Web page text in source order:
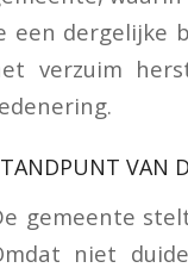
een dergelijke
verzuim
VAN
gemeente
niet